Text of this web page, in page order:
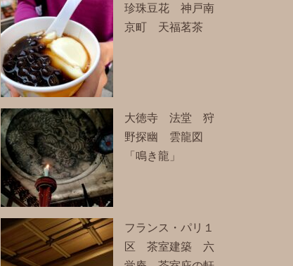
珍珠豆花 神戸南
京町 天福茗茶
大徳寺 法堂 狩
野探幽 雲龍図
「鳴き龍」
フランス・パリ１
区 茶室建築 六